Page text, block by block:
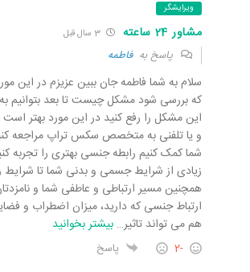
ویرایشگر
مشاور 24 ساعته 3 سال قبل
پاسخ بهفاطمه
سلام به شما فاطمه جان ببین عزیزم در این
که بررسی شود مشکل چیست تا بعد بتوانیم
این مشکل را رفع کنید در این مورد بهتر
و یا تلفنی به متخصص سکس تراپ مراجعه کنید
شما کمک کنیم رابطه جنسی بهتری را تجربه
زیادی از شرایط جسمی و بدنی شما تا شرایط
همچنین مسیر ارتباطی و عاطفی شما و
ارتباط جنسی که دارید، میزان اضطراب و
هم می تواند تاثیر… بیشتر بخوانید
-2 پاسخ